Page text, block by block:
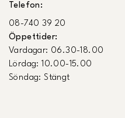
Telefon:
08-740 39 20
Öppettider:
Vardagar: 06.30-18.00
Lördag: 10.00-15.00
Söndag: Stängt